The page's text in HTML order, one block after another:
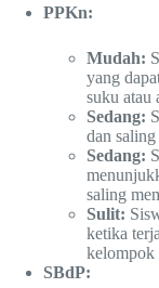
PPKn:
Mudah:
yang
suku atau
Sedang:
dan
Sedang:
saling
Sulit:
ketika
kelompok
SBdP: